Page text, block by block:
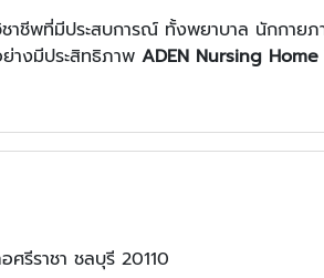
ชีพที่มีประสบการณ์ ทั้งพยาบาล นักกาย
างมีประสิทธิภาพ ADEN Nursing Home
รีราชา ชลบุรี 20110